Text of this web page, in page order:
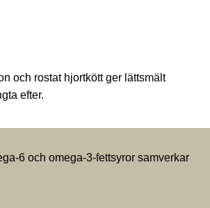
och rostat hjortkött ger lättsmält
efter.
6 och omega-3-fettsyror samverkar